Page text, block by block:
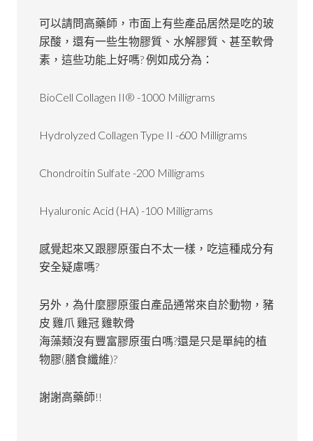
可以請問高藥師，市面上有些產品居然是吃的玻
尿酸，還有一些生物膠質、水解膠質、甚至軟骨
素，這些功能上好嗎? 例如成分為：
BioCell Collagen II® -1000 Milligrams
Hydrolyzed Collagen Type II -600 Milligrams
Chondroitin Sulfate -200 Milligrams
Hyaluronic Acid (HA) -100 Milligrams
感覺起來又跟膠原蛋白不太一樣，吃這種成分有
安全疑慮嗎?
另外，為什麼膠原蛋白產品通常來自於動物，豬
皮 雞爪 雞冠 雞軟骨
海藻類沒有豐富膠原蛋白嗎?還是只是單純的植
物膠(膳食纖維)?
謝謝高藥師!!